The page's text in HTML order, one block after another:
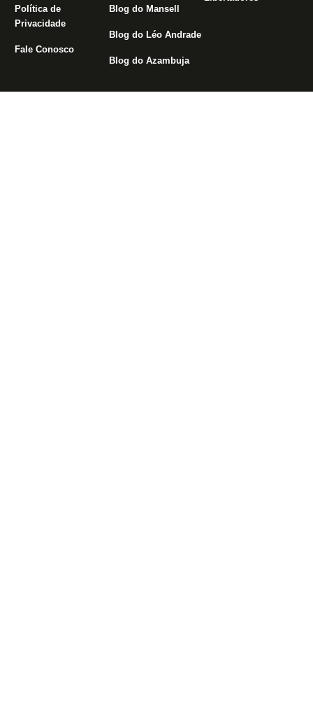
Política de
Privacidade
Fale Conosco
Blog do Mansell
Blog do Léo Andrade
Blog do Azambuja